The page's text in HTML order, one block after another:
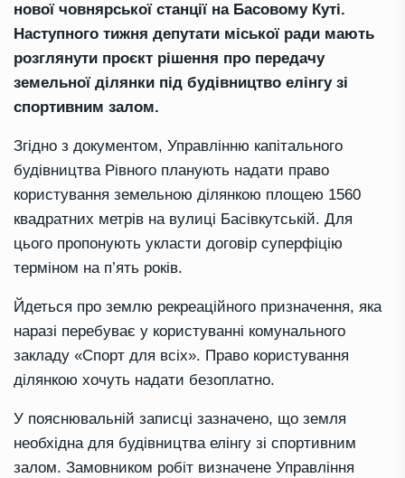
нової човнярської станції на Басовому Куті.
Наступного тижня депутати міської ради мають
розглянути проєкт рішення про передачу
земельної ділянки під будівництво елінгу зі
спортивним залом.
Згідно з документом, Управлінню капітального
будівництва Рівного планують надати право
користування земельною ділянкою площею 1560
квадратних метрів на вулиці Басівкутській. Для
цього пропонують укласти договір суперфіцію
терміном на п’ять років.
Йдеться про землю рекреаційного призначення, яка
наразі перебуває у користуванні комунального
закладу «Спорт для всіх». Право користування
ділянкою хочуть надати безоплатно.
У пояснювальній записці зазначено, що земля
необхідна для будівництва елінгу зі спортивним
залом. Замовником робіт визначене Управління